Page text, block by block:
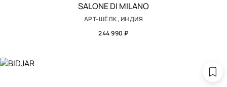
SALONE DI MILANO
АРТ-ШЁЛК, ИНДИЯ
244 990 ₽